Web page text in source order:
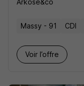
Arkose&co
Massy - 91 CDI
Voir l’offre